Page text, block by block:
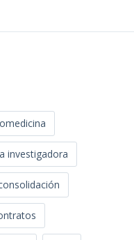
investigadora